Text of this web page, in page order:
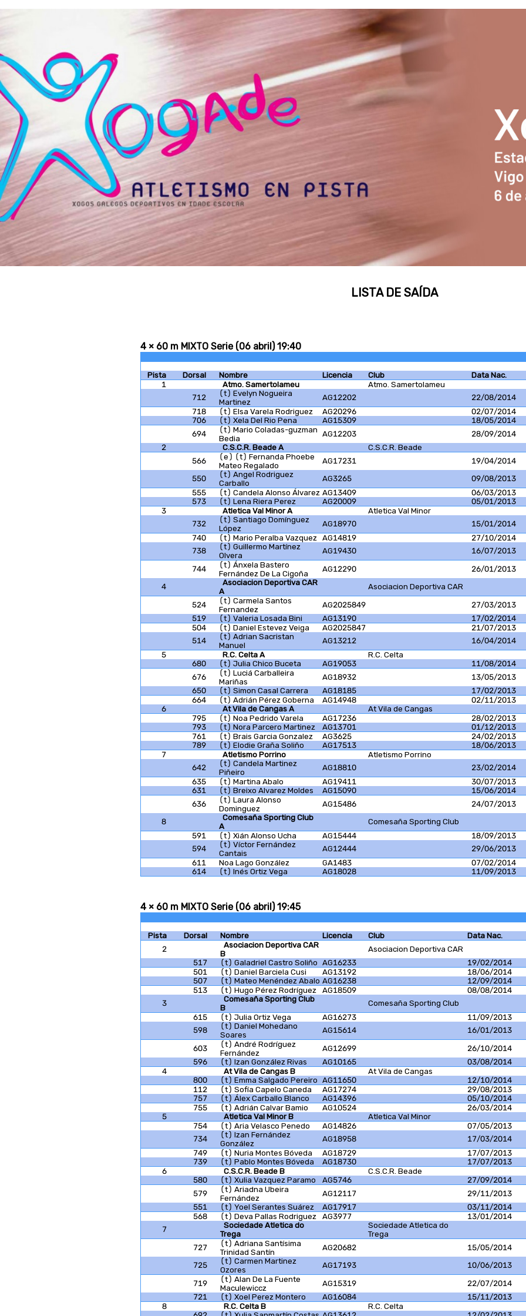
LISTA DE SAÍDA
Pista Dorsal Nombre Licencia Club Data Nac.
1
Atmo. Samertolameu
Atmo. Samertolameu
712
(t) Evelyn Nogueira
Martinez
AG12202
22/08/2014
718
(t) Elsa Varela Rodriguez AG20296
02/07/2014
706
(t) Xela Del Rio Pena AG15309
18/05/2014
694
(t) Mario Coladas-guzman
Bedia
AG12203
28/09/2014
2
C.S.C.R. Beade A
C.S.C.R. Beade
566
(e) (t) Fernanda Phoebe
Mateo Regalado
AG17231
19/04/2014
550
(t) Angel Rodriguez
Carballo
AG3265
09/08/2013
555
(t) Candela Alonso Álvarez AG13409
06/03/2013
573
(t) Lena Riera Perez AG20009
05/01/2013
3
Atletica Val Minor A
Atletica Val Minor
732
(t) Santiago Domínguez
López
AG18970
15/01/2014
740
(t) Mario Peralba Vazquez AG14819
27/10/2014
738
(t) Guillermo Martínez
Olvera
AG19430 16/07/2013
744
(t) Ánxela Bastero
Fernández De La Cigoña
AG12290
26/01/2013
4
Asociacion Deportiva CAR
A
Asociacion Deportiva CAR
524
(t) Carmela Santos
Fernandez
AG2025849
27/03/2013
519
(t) Valeria Losada Bini AG13190
17/02/2014
504
(t) Daniel Estevez Veiga AG2025847
21/07/2013
514
(t) Adrian Sacristan
Manuel
AG13212
16/04/2014
5
R.C. Celta A
R.C. Celta
680
(t) Julia Chico Buceta AG19053
11/08/2014
676
(t) Luciá Carballeira
Mariñas
AG18932
13/05/2013
650
(t) Simon Casal Carrera AG18185
17/02/2013
664
(t) Adrián Pérez Goberna AG14948
02/11/2013
6
At Vila de Cangas A
At Vila de Cangas
795
(t) Noa Pedrido Varela AG17236
28/02/2013
793
(t) Nora Parcero Martinez AG13701
01/12/2013
761
(t) Brais Garcia Gonzalez AG3625
24/02/2013
789
(t) Elodie Graña Soliño AG17513
18/06/2013
7
Atletismo Porrino
Atletismo Porrino
642
(t) Candela Martinez
Piñeiro
AG18810
23/02/2014
635
(t) Martina Abalo AG19411
30/07/2013
631
(t) Breixo Alvarez Moldes AG15090
15/06/2014
636
(t) Laura Alonso
Dominguez
AG15486
24/07/2013
8
Comesaña Sporting Club
A
Comesaña Sporting Club
591
(t) Xián Alonso Ucha AG15444
18/09/2013
594
(t) Víctor Fernández
Cantais
AG12444
29/06/2013
611
Noa Lago González GA1483
07/02/2014
614
(t) Inés Ortiz Vega AG18028 11/09/2013
4 × 60 m MIXTO Serie (06 abril) 19:40
Pista Dorsal Nombre Licencia Club Data Nac.
2
Asociacion Deportiva CAR
B
Asociacion Deportiva CAR
517
(t) Galadriel Castro Soliño AG16233
19/02/2014
501
(t) Daniel Barciela Cusi AG13192
18/06/2014
507
(t) Mateo Menéndez Abalo AG16238
12/09/2014
513
(t) Hugo Pérez Rodríguez AG18509
08/08/2014
3
Comesaña Sporting Club
B
Comesaña Sporting Club
615
(t) Julia Ortiz Vega AG16273
11/09/2013
598
(t) Daniel Mohedano
Soares
AG15614 16/01/2013
603
(t) André Rodríguez
Fernández
AG12699
26/10/2014
596
(t) Izan González Rivas AG10165
03/08/2014
4
At Vila de Cangas B
At Vila de Cangas
800
(t) Emma Salgado Pereiro AG11650
12/10/2014
112
(t) Sofía Capelo Caneda AG17274
29/08/2013
757
(t) Álex Carballo Blanco AG14396
05/10/2014
755
(t) Adrián Calvar Bamio AG10524
26/03/2014
5
Atletica Val Minor B
Atletica Val Minor
754
(t) Aria Velasco Penedo AG14826
07/05/2013
734
(t) Izan Fernández
González
AG18958
17/03/2014
749
(t) Nuria Montes Bóveda AG18729
17/07/2013
739
(t) Pablo Montes Bóveda AG18730
17/07/2013
6
C.S.C.R. Beade B
C.S.C.R. Beade
580
(t) Xulia Vazquez Paramo AG5746
27/09/2014
579
(t) Ariadna Ubeira
Fernández
AG12117
29/11/2013
551
(t) Yoel Serantes Suárez AG17917
03/11/2014
568
(t) Deva Pallas Rodriguez AG3977
13/01/2014
7
Sociedade Atletica do
Trega
Sociedade Atletica do
Trega
727
(t) Adriana Santísima
Trinidad Santín
AG20682
15/05/2014
725
(t) Carmen Martinez
Ozores
AG17193 10/06/2013
719
(t) Alan De La Fuente
Maculewiccz
AG15319
22/07/2014
721
(t) Xoel Perez Montero AG16084
15/11/2013
8
R.C. Celta B
R.C. Celta
4 × 60 m MIXTO Serie (06 abril) 19:45